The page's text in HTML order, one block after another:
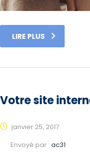
LIRE PLUS
Votre site
janvier 25, 2017
Envoyé par : ac31